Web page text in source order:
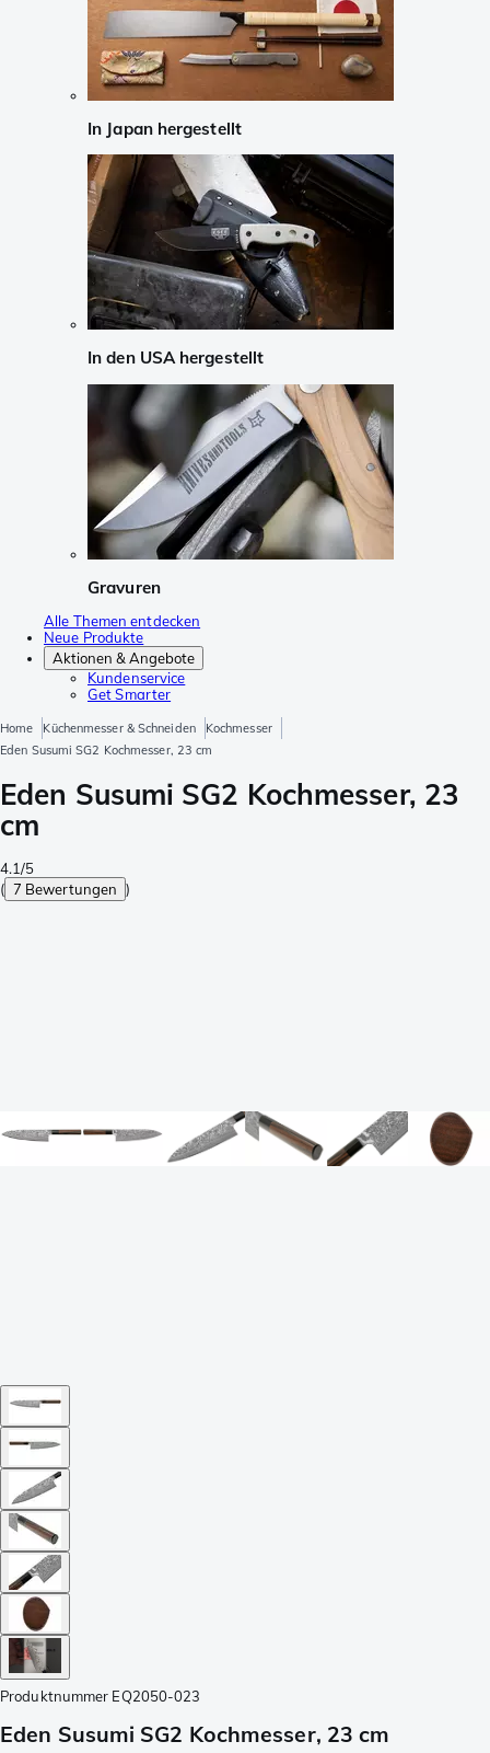
In Japan hergestellt
In den USA hergestellt
Gravuren
Alle Themen entdecken
Neue Produkte
Aktionen & Angebote
Kundenservice
Get Smarter
Home Küchenmesser & Schneiden
Kochmesser
Eden Susumi SG2 Kochmesser, 23 cm
Eden Susumi SG2 Kochmesser, 23
cm
4.1/5
( 7 Bewertungen )
Produktnummer EQ2050-023
Eden Susumi SG2 Kochmesser, 23 cm